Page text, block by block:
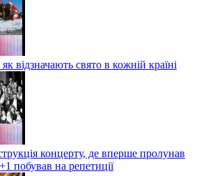
як відзначають свято в кожній країні
концерту, де вперше пролунав
побував на репетиції